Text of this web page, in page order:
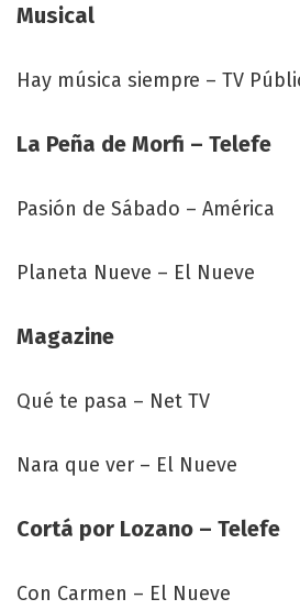
Musical
Hay música siempre – TV
La Peña de Morfi – Telefe
Pasión de Sábado – América
Planeta Nueve – El Nueve
Magazine
Qué te pasa – Net TV
Nara que ver – El Nueve
Cortá por Lozano – Telefe
Con Carmen – El Nueve